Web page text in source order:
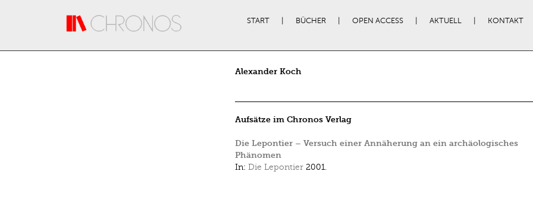
START BÜCHER OPEN ACCESS AKTUELL KONTAKT
Alexander Koch
Aufsätze im Chronos Verlag
Die Lepontier – Versuch einer Annäherung an ein archäologisches
Phänomen
In: Die Lepontier 2001.